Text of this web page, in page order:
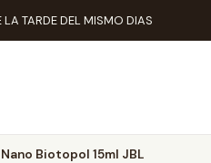
TARDE DEL MISMO DIAS
Biotopol 15ml JBL